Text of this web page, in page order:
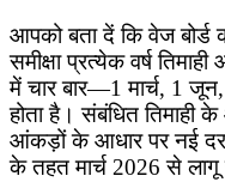
आपको बता दें कि वेज बोर्ड
समीक्षा प्रत्येक वर्ष
में चार बार—1 मार्च, 1
होता है। संबंधित
आंकड़ों के आधार पर नई दर
के तहत मार्च 2026 से लागू